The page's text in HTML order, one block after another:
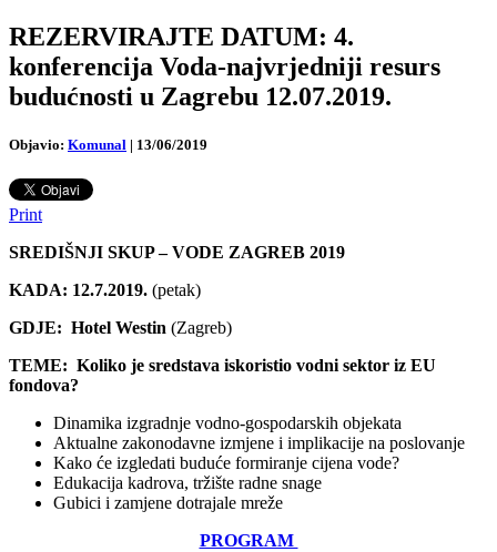
REZERVIRAJTE DATUM: 4.
konferencija Voda-najvrjedniji resurs
budućnosti u Zagrebu 12.07.2019.
Objavio: Komunal | 13/06/2019
Print
SREDIŠNJI SKUP – VODE ZAGREB 2019
KADA: 12.7.2019. (petak)
GDJE: Hotel Westin (Zagreb)
TEME: Koliko je sredstava iskoristio vodni sektor iz EU
fondova?
Dinamika izgradnje vodno-gospodarskih objekata
Aktualne zakonodavne izmjene i implikacije na poslovanje
Kako će izgledati buduće formiranje cijena vode?
Edukacija kadrova, tržište radne snage
Gubici i zamjene dotrajale mreže
PROGRAM